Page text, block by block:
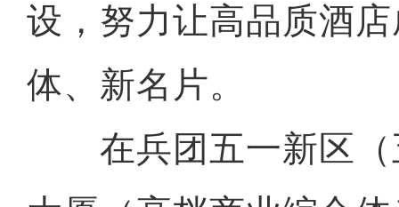
设，努力让高品质酒
体、新名片。
在兵团五一新区（